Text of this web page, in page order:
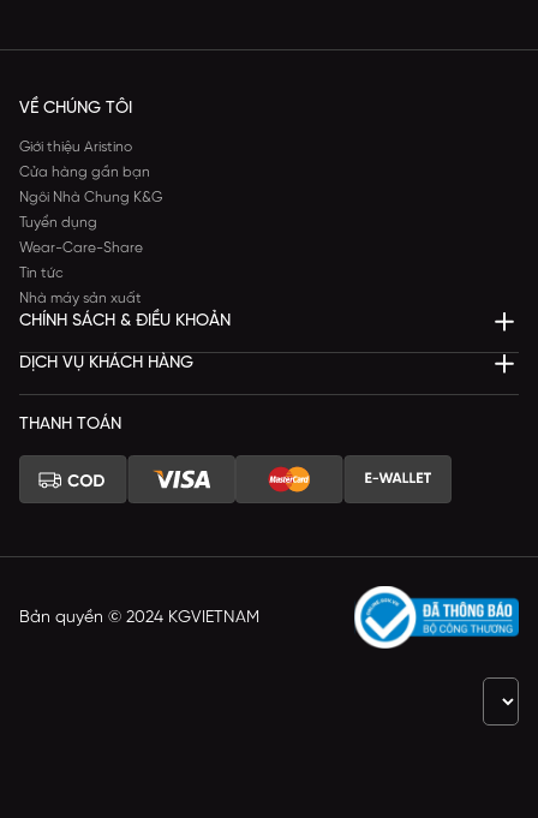
VỀ CHÚNG TÔI
Giới thiệu Aristino
Cửa hàng gần bạn
Ngôi Nhà Chung K&G
Tuyển dụng
Wear-Care-Share
Tin tức
Nhà máy sản xuất
CHÍNH SÁCH & ĐIỀU KHOẢN
DỊCH VỤ KHÁCH HÀNG
THANH TOÁN
Bản quyền © 2024 KGVIETNAM